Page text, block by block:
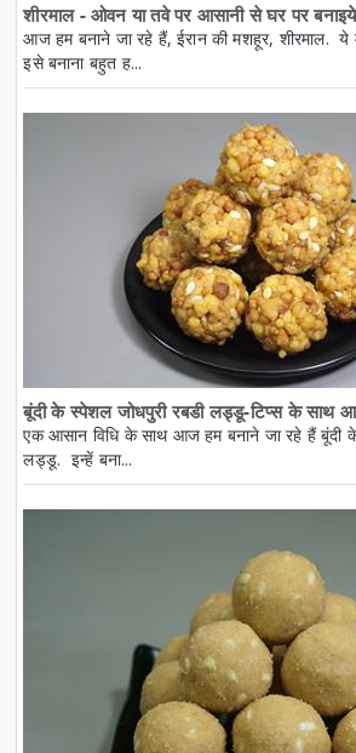
शीरमाल - ओवन या तवे पर आसानी से घर पर
आज हम बनाने जा रहे हैं, ईरान की मशहूर, शीरमाल.
इसे बनाना बहुत ह...
बूंदी के स्पेशल जोधपुरी रबडी लड्डू-टिप्स के साथ
एक आसान विधि के साथ आज हम बनाने जा रहे हैं बूंदी
लड्डू. इन्हें बना...